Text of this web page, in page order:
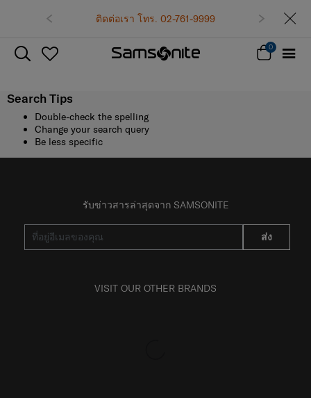
ติดต่อเรา โทร. 02-761-9999
0
Search Tips
Double-check the spelling
Change your search query
Be less specific
รับข่าวสารล่าสุดจาก SAMSONITE
ส่ง
VISIT OUR OTHER BRANDS